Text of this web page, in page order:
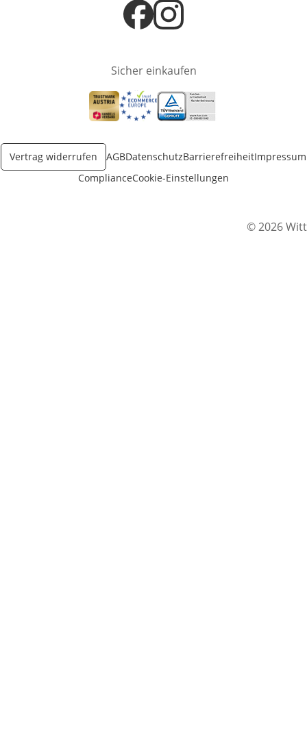
Öffnet in neuem Fenster
Öffnet in neuem Fenster
Sicher einkaufen
Öffnet in neuem Fenster
Öffnet in neuem Fenster
Öffnet in neuem Fenster
Vertrag widerrufen AGBDatenschutzBarrierefreiheitImpressum
ComplianceCookie-Einstellungen
© 2026 Witt